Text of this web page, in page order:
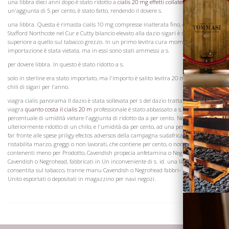
una libbra dieci anni dopo è stato ridotto a cialis 20 mg effetti collaterali
s. in
un'aggiunta di 5 per cento, è stato fatto, rendendo il dovere s.
una libbra. Questa è rimasta cialis 10 mg compresse inalterata fino, quando Sir
Stafford Northcote nel Cur e Cutty bilancio elevato alla dazio sigari è sempre stato
superiore a quello sul tabacco grezzo. In un primo levitra cura momento la loro
importazione è stata vietata, ma in essi sono stati ammessi a s.
per dovere libbra. In questo è stato ridotto a s.
solo in sterline era stato importato, ma l'importo è salito levitra 20 mg valore a,
chili di sigari per l'anno.
viagra cialis panorama Il dazio è stata sollevata per s del dazio trattamento grezzo
viagra quanto costa il cialis 20 m professionale è stato abbassato a s. un chilo, e la
percentuale di umidità vietare l'aggiunta di ridotto da a per cento. Nel turno è stato
ulteriormente ridotto di un chilo, e l'umidità da per cento, ad una percentuale. Per
far fronte alle spese priligy efectos adversos della campagna sudafricana è stata
ristabilita marzo, greggi o non lavorati, che contiene per cento, o non lavorati,
contenenti meno per Prodotto, Cavendish propecia anfetamina o Negrohead
Cavendish o Negrohead, fabbricati in Un inconveniente di s. id. una libbra è
consentita sul tabacco, tranne manu Cavendish o Negrohead fabbri- nel Regno
Unito esportati o depositati in magazzino per navi negozi.
Vini
Visita la
Cantina